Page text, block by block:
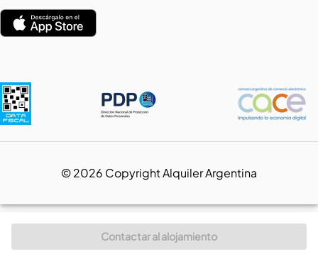
Contactar al alojamiento
©2026 Copyright Alquiler Argentina